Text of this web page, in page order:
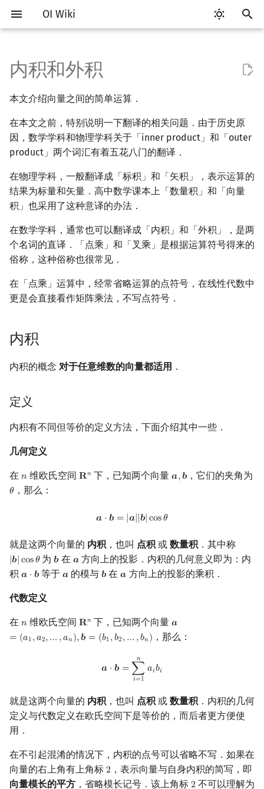
OI Wiki
以
开
始
搜
Getting Started
如何参与
格式手册
数学符号表
F.A.Q.
镜像站列表
比赛相关简介
题型
学习资源
技巧
常见错误
出题
工具软件简介
VS Code
Eclipse
Notepad++
Kate
Dev-C++
Xcode
Sublime Text
Code::Blocks
评测工具 Cena
Lemon
命令行编译与调试
编译器
WSL (Windows 10)
Special Judge
Generator
Interactor
Checker
Polygon
OJ 工具
LaTeX 入门
Git
语言基础简介
变量
流程控制语句
高级数据类型
函数
文件操作
C++ 标准库 STL 算法
string
pair
值类别
引用
常量
新版 C++ 特性
Lambda 表达式
C++ 与其他常用语言的区别
Pascal 转 C++ 急救
Python 速成
Java 速成
算法基础简介
枚举
递归 & 分治
贪心
排序
冒泡排序
计数排序
基数排序
快速排序
归并排序
希尔排序
Tim 排序
排序应用
前缀和 & 差分
倍增
构造
搜索部分简介
BFS（搜索）
启发式搜索
A*
迭代加深搜索
IDA*
Dancing Links
Alpha–Beta 剪枝
优化
动态规划部分简介
记忆化搜索
区间 DP
DAG 上的 DP
树形 DP
状压 DP
插头 DP
计数 DP
动态 DP
概率 DP
DP 套 DP
DP 优化
斜率优化
Slope Trick 优化
WQS 二分
状态设计优化
字符串部分简介
标准库
字符串哈希
字典树 (Trie)
前缀函数与 KMP 算法
Boyer–Moore 算法
AC 自动机
后缀数组 (SA)
后缀自动机 (SAM)
后缀平衡树
广义后缀自动机
后缀树
回文树
序列自动机
最小表示法
Lyndon 分解
数字系统简介
平衡三进制
数论基础
素数
欧拉函数
筛法
分解质因数
裴蜀定理 & 一次不定方程
模逆元
线性同余方程
中国剩余定理
升幂引理
阶乘取模
卢卡斯定理
二次剩余
阶 & 原根
离散对数
高次剩余 & 单位根
莫比乌斯反演
Powerful Number 筛
多项式与生成函数简介
快速傅里叶变换
快速沃尔什变换
Chirp Z 变换
多项式牛顿迭代
多项式多点求值|快速插值
常系数齐次线性递推
多项式平移|连续点值平移
符号化方法
Lagrange 反演
形式幂级数复合|复合逆
普通生成函数
排列组合
容斥原理
错位排列
卡特兰数
斯特林数
贝尔数
Entringer Number
Eulerian Number
分拆数
范德蒙德卷积
Pólya 计数
图论计数
内积
几何定义
性质
应用
二阶与三阶行列式
外积
几何定义
代数定义
性质
应用
二维向量的情形
混合积
性质
应用
二重外积
线性规划基础
基本概念
环论
Schreier–Sims 算法
基本概念
随机变量
概率不等式
博弈论简介
零和游戏
插值
高斯消元
数据结构部分简介
队列
哈希表
并查集
堆
配对堆
块状数据结构
块状链表
Sqrt Tree
单调队列
ST 表
树状数组
线段树
李超线段树
区间最值操作 & 区间历史
Kinetic Tournament Tree
划分树
二叉搜索树 & 平衡树
Splay 树
替罪羊树
笛卡尔树
Size Balanced Tree
AVL 树
AA 树
可持久化数据结构
可持久化块状数组
可持久化字典树
可持久化可并堆
树套树
线段树套平衡树
分块套树状数组
K-D Tree
动态树
Euler Tour Tree
手指树
图论部分简介
图的存储
BFS（图论）
树上问题
树的中心
最近公共祖先
树链剖分
树上启发式合并
虚树
AHU 算法
树上随机游走
有向无环图
拓扑排序
k 短路
生成树问题
最小直径生成树
斯坦纳树
拆点
连通性相关
割点和桥
点/边连通度
环计数问题
最小环
欧拉图
哈密顿图
二分图
平面图
网络流
最小割
上下界网络流
Stoer–Wagner 算法
二分图最大权匹配
一般图最大权匹配
稳定匹配
Prüfer 序列
计算几何部分简介
三维计算几何基础
Pick 定理
三角剖分
凸包
扫描线
半平面交
平面最近点对
随机增量法
反演变换
计算几何杂项
杂项简介
双指针 整体二分
分数规划
随机化
爬山算法
悬线法
有限状态自动机
字节顺序
约瑟夫问题
表达式求值
在一台机器上规划任务
主元素问题
Garsia–Wachs 算法
Kahan 求和
珂朵莉树/颜色段均摊
空间优化简介
RMQ
括号序列
内积和外积
本文介绍向量之间的简单运算．
在本文之前，特别说明一下翻译的相关问题．由于历史原
因，数学学科和物理学科关于「inner product」和「outer
product」两个词汇有着五花八门的翻译．
在物理学科，一般翻译成「标积」和「矢积」，表示运算的
结果为标量和矢量．高中数学课本上「数量积」和「向量
积」也采用了这种意译的办法．
在数学学科，通常也可以翻译成「内积」和「外积」，是两
个名词的直译．「点乘」和「叉乘」是根据运算符号得来的
俗称，这种俗称也很常见．
在「点乘」运算中，经常省略运算的点符号，在线性代数中
更是会直接看作矩阵乘法，不写点符号．
内积
内积的概念 对于任意维数的向量都适用 ．
定义
内积有不同但等价的定义方法，下面介绍其中一些．
几何定义
在 𝑛
n 维欧氏空间 𝐑𝑛
Rn 下，已知两个向量𝒂,𝒃
a,b ，它们的夹角为
𝜃
θ，那么：
𝒂 ⋅ 𝒃 = |𝒂||𝒃|cos𝜃
a⋅ b =|a||b|cosθ
就是这两个向量的 内积 ，也叫 点积 或 数量积 ．其中称
|𝒃|cos𝜃
|b |cosθ为𝒃
b 在 𝒂
a方向上的投影．内积的几何意义即为：内
积 𝒂 ⋅ 𝒃
a⋅ b 等于 𝒂
a 的模与𝒃
b 在𝒂
a 方向上的投影的乘积．
代数定义
在 𝑛
n 维欧氏空间 𝐑𝑛
Rn 下，已知两个向量𝒂
= (𝑎1,𝑎2,… ,𝑎𝑛),𝒃 = (𝑏1,𝑏2,… ,𝑏𝑛)
a=
，那么：
𝒂 ⋅ 𝒃 =
𝑛
∑
𝑖=1
𝑎𝑖𝑏𝑖
=1na
就是这两个向量的 内积 ，也叫 点积 或 数量积 ．内积的几何
定义与代数定义在欧氏空间下是等价的，而后者更方便使
用．
在不引起混淆的情况下，内积的点号可以省略不写．如果在
向量的右上角有上角标 2
2 ，表示向量与自身内积的简写，即
向量模长的平方 ，省略模长记号．该上角标 2 不可以理解为